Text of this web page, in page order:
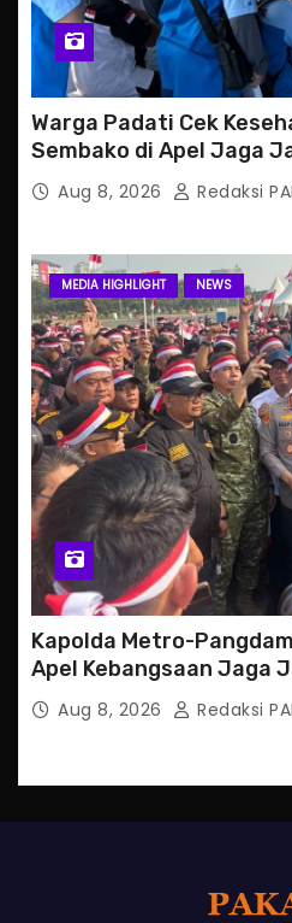
Warga Padati Cek
Sembako di Apel Jaga
Aug 8, 2026 Redaksi
MEDIA HIGHLIGHT NEWS
Kapolda Metro-
Apel Kebangsaan Jaga
Aug 8, 2026 Redaksi